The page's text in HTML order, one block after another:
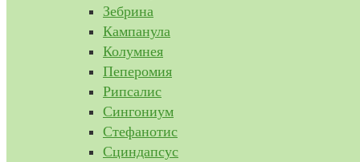
Зебрина
Кампанула
Колумнея
Пеперомия
Рипсалис
Сингониум
Стефанотис
Сциндапсус